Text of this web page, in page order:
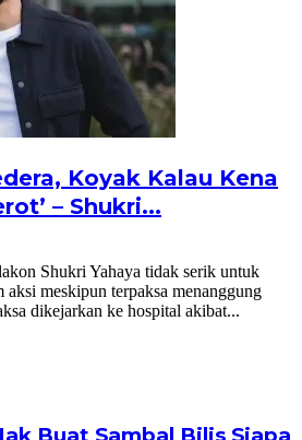
Koyak Kalau Kena
– Shukri...
Shukri Yahaya tidak serik untuk
meskipun terpaksa menanggung
dikejarkan ke hospital akibat...
Buat Sambal Bilis Siapa